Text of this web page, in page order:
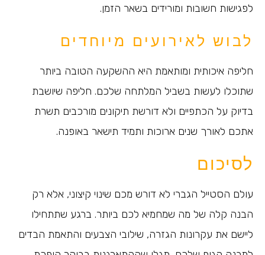
לפגישות חשובות ומורידים בשאר הזמן.
לבוש לאירועים מיוחדים
חליפה איכותית ומותאמת היא ההשקעה הטובה ביותר
שתוכלו לעשות בשביל המלתחה שלכם. חליפה שיושבת
בדיוק על הכתפיים ולא דורשת תיקונים מורכבים תשרת
אתכם לאורך שנים ארוכות ותמיד תישאר באופנה.
לסיכום
עולם הסטייל הגברי לא דורש מכם שינוי קיצוני, אלא רק
הבנה קלה של מה שמחמיא לכם ביותר. ברגע שתתחילו
ליישם את עקרונות הגזרה, שילובי הצבעים והתאמת הבדים